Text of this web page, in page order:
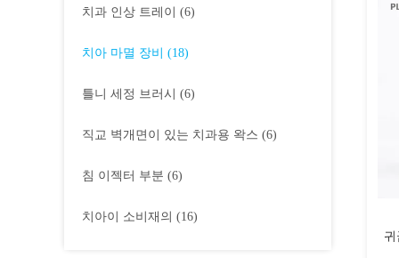
치과 인상 트레이 (6)
치아 마멸 장비 (18)
틀니 세정 브러시 (6)
직교 벽개면이 있는 치과용 왁스 (6)
침 이젝터 부분 (6)
치아이 소비재의 (16)